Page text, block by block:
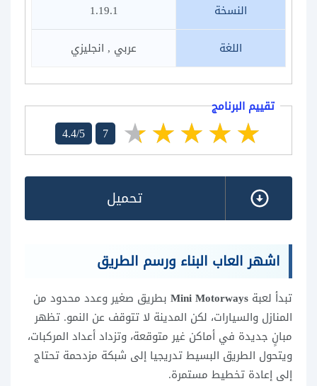
النسخة
1.19.1
اللغة
عربي , انجليزي
تقييم البرنامج
4.4/5 7
تحميل
اشهر العاب البناء ورسم الطريق
تبدأ لعبة Mini Motorways بطريق صغير وعدد محدود من
المنازل والسيارات، لكن المدينة لا تتوقف عن النمو. تظهر
مبانٍ جديدة في أماكن غير متوقعة، وتزداد أعداد المركبات،
ويتحول الطريق البسيط تدريجيا إلى شبكة مزدحمة تحتاج
إلى إعادة تخطيط مستمرة.